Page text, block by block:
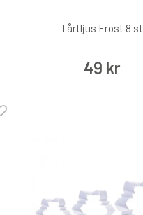
Tårtljus Frost 8 st
49 kr